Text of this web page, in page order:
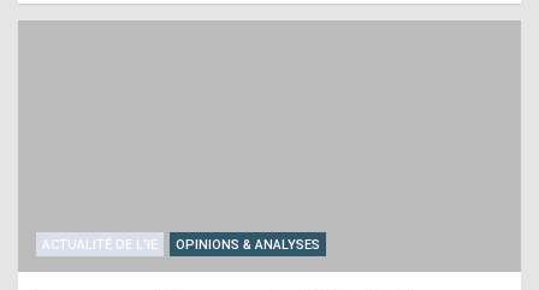
ACTUALITÉ DE L'IE OPINIONS & ANALYSES